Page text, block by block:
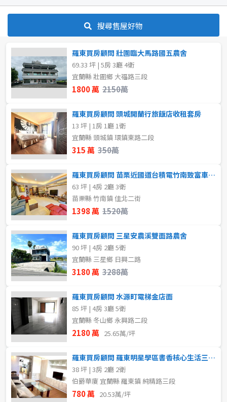
20~30 坪 30~40 坪
60~70 坪
70~80 坪 80坪以上
~
樓層
不拘
1樓
3樓 4樓
5~10樓
格局
不拘
2房
4房 5房以上
屋齡
不拘
20坪以下
20~30 坪 30~40 坪
40~50 坪 50~60 坪
60~70 坪 70~80 坪
80坪以上
樓層
不拘
1樓
3樓
5~10樓 11~20樓
21樓以上
格局
搜尋售屋好物
羅東買房顧問 壯圍臨大馬路國五農舍
69.33 坪 | 5房 3廳 4衛
宜蘭縣 壯圍鄉 大福路三段
1800 萬 2150萬
羅東買房顧問 頭城開蘭行旅飯店收租套房
13 坪 | 1房 1廳 1衛
宜蘭縣 頭城鎮 環鎮東路二段
315 萬 350萬
羅東買房顧問 苗栗近國道台積電竹南致富車庫大別墅
63 坪 | 4房 2廳 3衛
苗栗縣 竹南鎮 佳北二街
1398 萬 1520萬
羅東買房顧問 三星安農溪雙面路農舍
90 坪 | 4房 2廳 5衛
宜蘭縣 三星鄉 日興二路
3180 萬 3288萬
羅東買房顧問 水源町電梯金店面
85 坪 | 4房 3廳 5衛
宜蘭縣 冬山鄉 永興路二段
2180 萬 25.65萬/坪
羅東買房顧問 羅東明星學區書香核心生活三房華廈
38 坪 | 3房 2廳 2衛
伯爵華廈 宜蘭縣 羅東鎮 純精路三段
780 萬 20.53萬/坪